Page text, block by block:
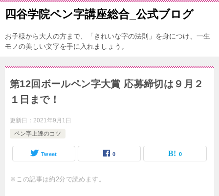
四谷学院ペン字講座総合_公式ブログ
お子様から大人の方まで、「きれいな字の法則」を身につけ、一生
モノの美しい文字を手に入れましょう。
第12回ボールペン字大賞 応募締切は９月２
１日まで！
更新日： 2021年9月1日
ペン字上達のコツ
Tweet 0 0
※この記事は約2分で読めます。